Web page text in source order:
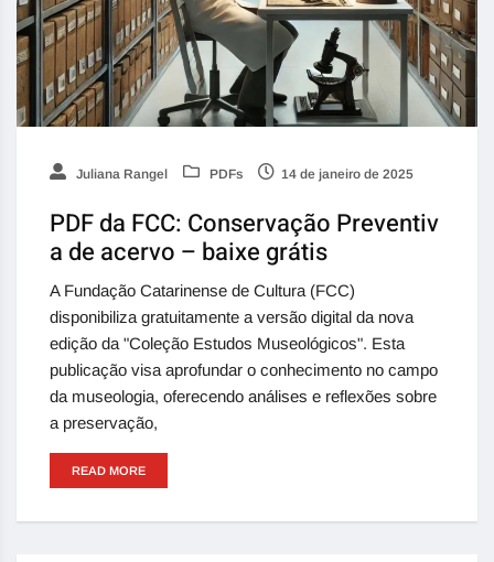
Juliana Rangel PDFs 14 de janeiro de 2025
PDF da FCC: Conservação Preventiv
a de acervo – baixe grátis
A Fundação Catarinense de Cultura (FCC)
disponibiliza gratuitamente a versão digital da nova
edição da "Coleção Estudos Museológicos". Esta
publicação visa aprofundar o conhecimento no campo
da museologia, oferecendo análises e reflexões sobre
a preservação,
READ MORE